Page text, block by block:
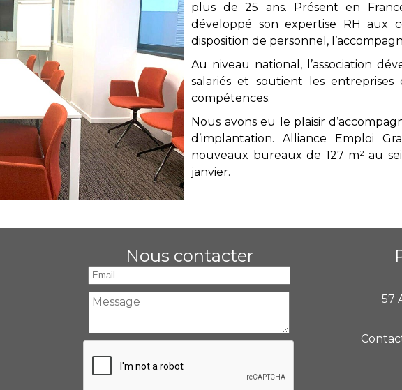
plus de 25 ans. Présent en
développé son expertise RH aux
disposition de personnel,
Au niveau national, l’association
salariés et soutient les entreprises
compétences.
Nous avons eu le plaisir
d’implantation. Alliance Emploi
nouveaux bureaux de 127 m² au
janvier.
Nous contacter
57